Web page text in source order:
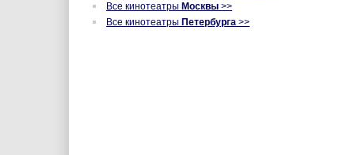
Все кинотеатры Москвы >>
Все кинотеатры Петербурга >>